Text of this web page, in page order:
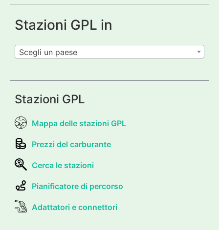
Stazioni GPL in
Scegli un paese
Stazioni GPL
Mappa delle stazioni GPL
Prezzi del carburante
Cerca le stazioni
Pianificatore di percorso
Adattatori e connettori